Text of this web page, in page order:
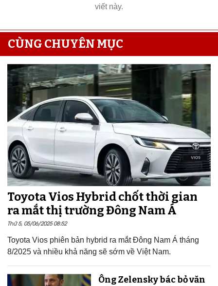
viết này.
CÙNG CHUYÊN MỤC
Toyota Vios Hybrid chốt thời gian
ra mắt thị trường Đông Nam Á
Thứ 5, 05/06/2025 08:52
Toyota Vios phiên bản hybrid ra mắt Đông Nam Á tháng
8/2025 và nhiều khả năng sẽ sớm về Việt Nam.
Ông Zelensky bác bỏ văn